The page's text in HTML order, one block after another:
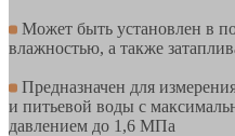
Может быть установлен в
влажностью, а также
Предназначен для
и питьевой воды с
давлением до 1,6 МПа